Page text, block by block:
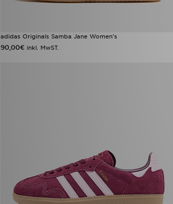
adidas Originals Samba Jane Women's
90,00€ inkl. MwST.